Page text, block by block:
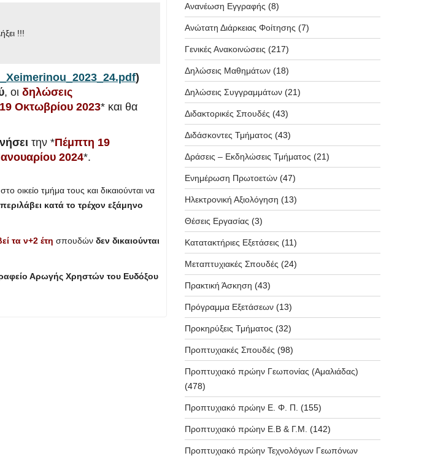
!!!
)
, οι δηλώσεις
Οκτωβρίου 2023* και θα
την *Πέμπτη 19
2024*.
οικείο τμήμα τους και δικαιούνται να
κατά το τρέχον εξάμηνο
τα ν+2 έτη σπουδών δεν δικαιούνται
Αρωγής Χρηστών του Ευδόξου
Ανανέωση Εγγραφής (8)
Ανώτατη Διάρκειας Φοίτησης (7)
Γενικές Ανακοινώσεις (217)
Δηλώσεις Μαθημάτων(18)
Δηλώσεις Συγγραμμάτων(21)
Διδακτορικές Σπουδές (43)
Διδάσκοντες Τμήματος (43)
Δράσεις – Εκδηλώσεις Τμήματος (21)
Ενημέρωση Πρωτοετών(47)
Ηλεκτρονική Αξιολόγηση (13)
Θέσεις Εργασίας (3)
Κατατακτήριες Εξετάσεις (11)
Μεταπτυχιακές Σπουδές (24)
Πρακτική Άσκηση (43)
Πρόγραμμα Εξετάσεων(13)
Προκηρύξεις Τμήματος (32)
Προπτυχιακές Σπουδές (98)
Προπτυχιακό πρώην Γεωπονίας (Αμαλιάδας)
(478)
Προπτυχιακό πρώην Ε. Φ. Π. (155)
Προπτυχιακό πρώην Ε.Β & Γ.Μ. (142)
Προπτυχιακό πρώην Τεχνολόγων Γεωπόνων